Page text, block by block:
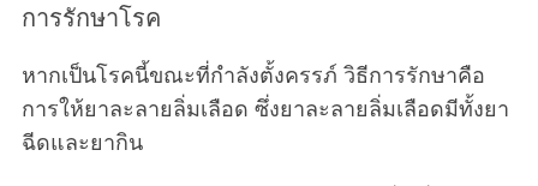
การรักษาโรค
หากเป็นโรคนี้ขณะที่กำลังตั้งครรภ์ วิธีการรักษาคือ
การให้ยาละลายลิ่มเลือด ซึ่งยาละลายลิ่มเลือดมีทั้งยา
ฉีดและยากิน